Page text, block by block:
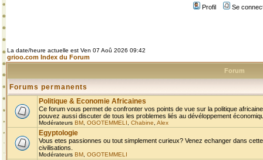
Profil
Se
La date/heure actuelle est Ven 07 Aoû 2026 09:42
grioo.com Index du Forum
Forum
Forums permanents
Politique & Economie Africaines
Ce forum vous permet de confronter vos points de vue sur la politique
pouvez aussi discuter de tous les problemes liés au dévéloppement
Modérateurs BM OGOTEMMELI Chabine Alex
Egyptologie
Vous etes passionnes ou tout simplement curieux? Venez echanger dans
civilisations.
Modérateurs BM OGOTEMMELI